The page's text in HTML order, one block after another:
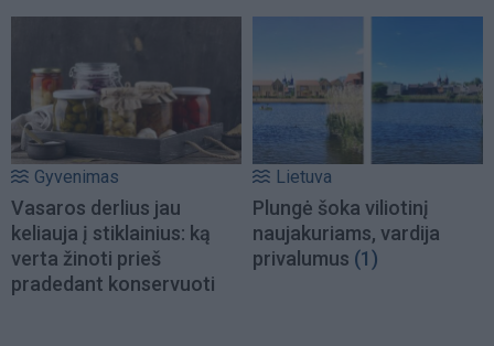
Gyvenimas
Vasaros derlius jau
keliauja į stiklainius: ką
verta žinoti prieš
pradedant konservuoti
Lietuva
Plungė šoka viliotinį
naujakuriams, vardija
privalumus (1)